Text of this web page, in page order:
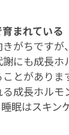
まれている
がちですが
にも成長ホ
とがありま
成長ホル
眠はスキン